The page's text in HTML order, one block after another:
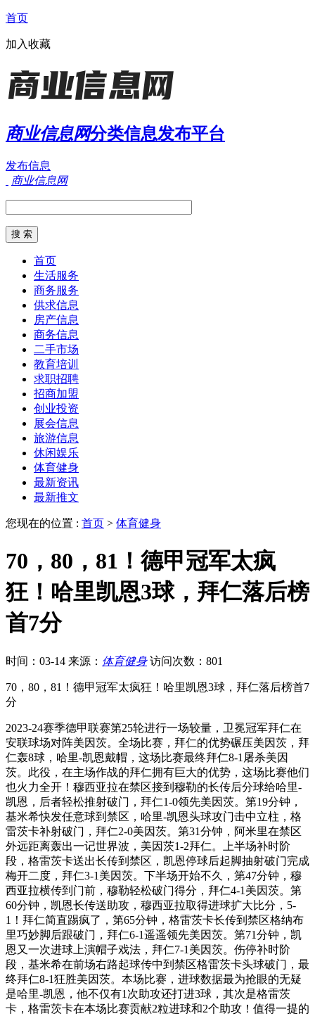
首页
加入收藏
商业信息网分类信息发布平台
发布信息
商业信息网
首页
生活服务
商务服务
供求信息
房产信息
商务信息
二手市场
教育培训
求职招聘
招商加盟
创业投资
展会信息
旅游信息
休闲娱乐
体育健身
最新资讯
最新推文
您现在的位置 : 首页 > 体育健身
70，80，81！德甲冠军太疯
狂！哈里凯恩3球，拜仁落后榜
首7分
时间：03-14 来源： 体育健身 访问次数：801
70，80，81！德甲冠军太疯狂！哈里凯恩3球，拜仁落后榜首7
分
2023-24赛季德甲联赛第25轮进行一场较量，卫冕冠军拜仁在
安联球场对阵美因茨。全场比赛，拜仁的优势碾压美因茨，拜
仁轰8球，哈里-凯恩戴帽，这场比赛最终拜仁8-1屠杀美因
茨。此役，在主场作战的拜仁拥有巨大的优势，这场比赛他们
也火力全开！穆西亚拉在禁区接到穆勒的长传后分球给哈里-
凯恩，后者轻松推射破门，拜仁1-0领先美因茨。第19分钟，
基米希快发任意球到禁区，哈里-凯恩头球攻门击中立柱，格
雷茨卡补射破门，拜仁2-0美因茨。第31分钟，阿米里在禁区
外远距离轰出一记世界波，美因茨1-2拜仁。上半场补时阶
段，格雷茨卡送出长传到禁区，凯恩停球后起脚抽射破门完成
梅开二度，拜仁3-1美因茨。下半场开始不久，第47分钟，穆
西亚拉横传到门前，穆勒轻松破门得分，拜仁4-1美因茨。第
60分钟，凯恩长传送助攻，穆西亚拉取得进球扩大比分，5-
1！拜仁简直踢疯了，第65分钟，格雷茨卡长传到禁区格纳布
里巧妙脚后跟破门，拜仁6-1遥遥领先美因茨。第71分钟，凯
恩又一次进球上演帽子戏法，拜仁7-1美因茨。伤停补时阶
段，基米希在前场右路起球传中到禁区格雷茨卡头球破门，最
终拜仁8-1狂胜美因茨。本场比赛，进球数据最为抢眼的无疑
是哈里-凯恩，他不仅有1次助攻还打进3球，其次是格雷茨
卡，格雷茨卡在本场比赛贡献2粒进球和2个助攻！值得一提的